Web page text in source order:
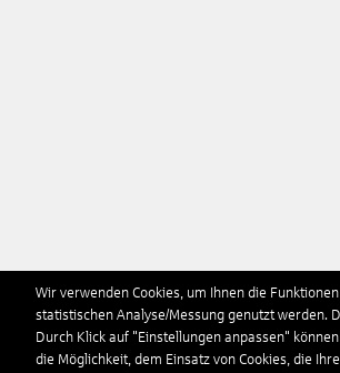
Wir verwenden Cookies, um Ihnen die
statistischen Analyse/Messung genutzt werden.
Durch Klick auf "Einstellungen anpassen"
die Möglichkeit, dem Einsatz von Cookies, die